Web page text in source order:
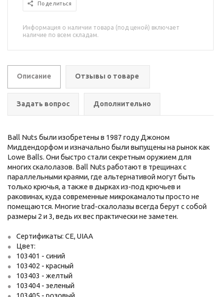
Поделиться
Информация о наличии товара (под ценой) включает
наличие по всем складам.
Описание Отзывы о товаре
Задать вопрос Дополнительно
Ball Nuts были изобретены в 1987 году Джоном
Миддендорфом и изначально были выпущены на рынок как
Lowe Balls. Они быстро стали секретным оружием для
многих скалолазов. Ball Nuts работают в трещинах с
параллельными краями, где альтернативой могут быть
только крючья, а также в дырках из-под крючьев и
раковинах, куда современные микрокамалоты просто не
помещаются. Многие trad-скалолазы всегда берут с собой
размеры 2 и 3, ведь их вес практически не заметен.
Сертификаты: CE, UIAA
Цвет:
103401 - синий
103402 - красный
103403 - желтый
103404 - зеленый
103405 - розовый